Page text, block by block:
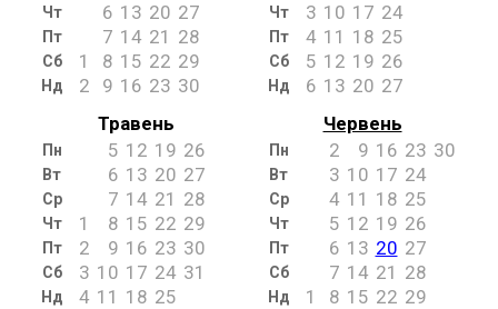
Чт 6 13 20 27
Пт 7 14 21 28
Сб 1 8 15 22 29
Нд 2 9 16 23 30
Чт 3 10 17 24
Пт 4 11 18 25
Сб 5 12 19 26
Нд 6 13 20 27
Травень
Пн 5 12 19 26
Вт 6 13 20 27
Ср 7 14 21 28
Чт 1 8 15 22 29
Пт 2 9 16 23 30
Сб 3 10 17 24 31
Нд 4 11 18 25
Червень
Пн 2 9 16 23 30
Вт 3 10 17 24
Ср 4 11 18 25
Чт 5 12 19 26
Пт 6 13 20 27
Сб 7 14 21 28
Нд 1 8 15 22 29